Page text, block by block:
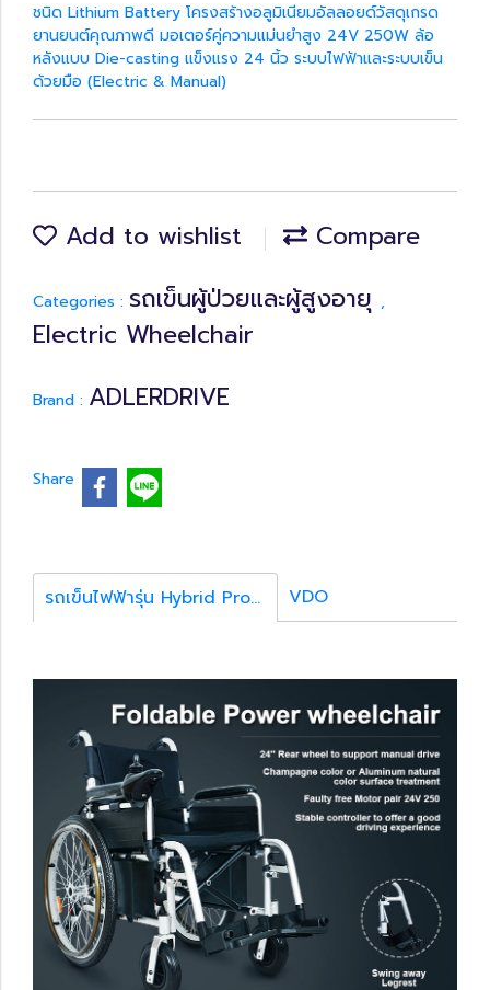
ชนิด Lithium Battery โครงสร้างอลูมิเนียมอัลลอยด์วัสดุเกรด
ยานยนต์คุณภาพดี มอเตอร์คู่ความแม่นยำสูง 24V 250W ล้อ
หลังแบบ Die-casting แข็งแรง 24 นิ้ว ระบบไฟฟ้าและระบบเข็น
ด้วยมือ (Electric & Manual)
Add to wishlist Compare
Categories : รถเข็นผู้ป่วยและผู้สูงอายุ ,
Electric Wheelchair
Brand : ADLERDRIVE
Share
รถเข็นไฟฟ้ารุ่น Hybrid Pro รายยละเอียดสินค้า VDO